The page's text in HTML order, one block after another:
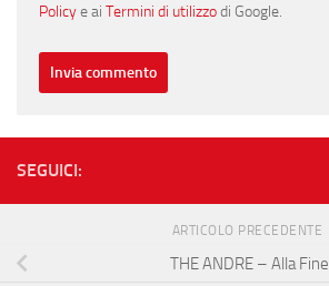
Policye ai Termini di utilizzodi Google.
SEGUICI:
ARTICOLO PRECEDENTE
THE ANDRE – Alla Fine